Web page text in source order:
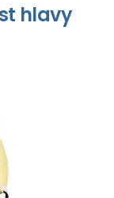
hlavy